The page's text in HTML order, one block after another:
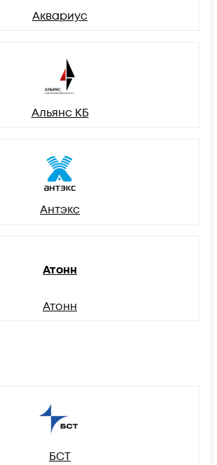
Аквариус
Альянс КБ
Антэкс
Атонн
Атонн
БСТ